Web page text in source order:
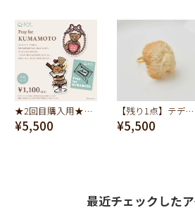
★2回目購入用★【受注】「ステッカー5セット」Pray for KUMAMOTO 熊本地震復興支援プロジェクト
¥5,500
【残り1点】テディベアのオシリ ミルククッキー リング
¥5,500
最近チェックした